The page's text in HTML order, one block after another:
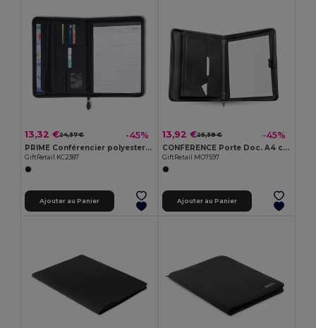
13,32 €24,37 € -45%
PRIME Conférencier polyester A4
GiftRetail KC2387
Ajouter au Panier
13,92 €25,38 € -45%
CONFERENCE Porte Doc. A4 cuir reconst
GiftRetail MO7597
Ajouter au Panier